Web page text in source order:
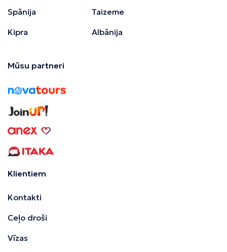
Spānija
Kipra
Taizeme
Albānija
Mūsu partneri
Klientiem
Kontakti
Ceļo droši
Vīzas